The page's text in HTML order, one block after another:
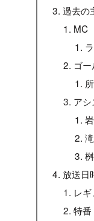
過去の
MC
ゴ
アシ
放送日
レ
特番